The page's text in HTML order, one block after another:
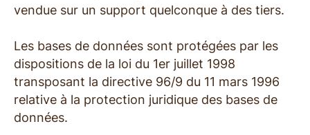
vendue sur un support quelconque à des tiers.
Les bases de données sont protégées par les
dispositions de la loi du 1er juillet 1998
transposant la directive 96/9 du 11 mars 1996
relative à la protection juridique des bases de
données.